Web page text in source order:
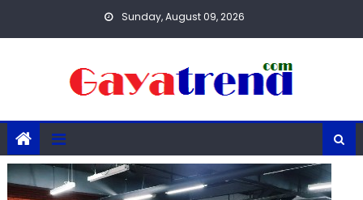
Sunday, August 09, 2026